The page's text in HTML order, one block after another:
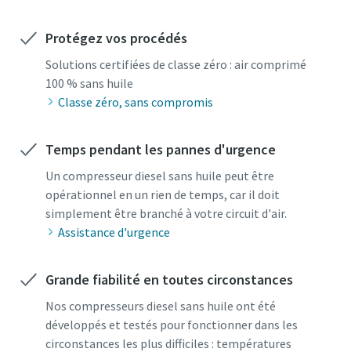
Protégez vos procédés
Solutions certifiées de classe zéro : air comprimé
100 % sans huile
Classe zéro, sans compromis
Temps pendant les pannes d'urgence
Un compresseur diesel sans huile peut être
opérationnel en un rien de temps, car il doit
simplement être branché à votre circuit d'air.
Assistance d'urgence
Grande fiabilité en toutes circonstances
Nos compresseurs diesel sans huile ont été
développés et testés pour fonctionner dans les
circonstances les plus difficiles : températures